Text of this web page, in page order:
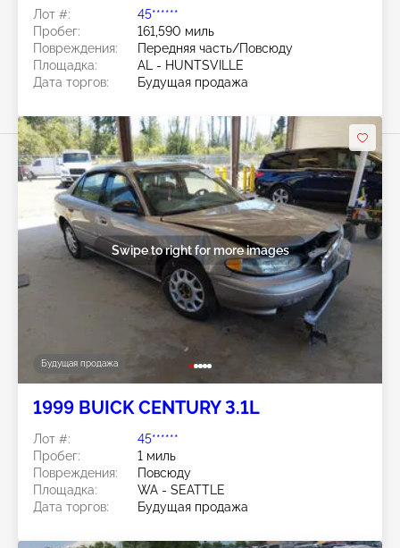
Лот #:
45******
Пробег:
161,590 миль
Повреждения:
Передняя часть/Повсюду
Площадка:
AL - HUNTSVILLE
Дата торгов:
Будущая продажа
Будущая продажа
Swipe to right for more images
1999 BUICK CENTURY 3.1L
Лот #:
45******
Пробег:
1 миль
Повреждения:
Повсюду
Площадка:
WA - SEATTLE
Дата торгов:
Будущая продажа